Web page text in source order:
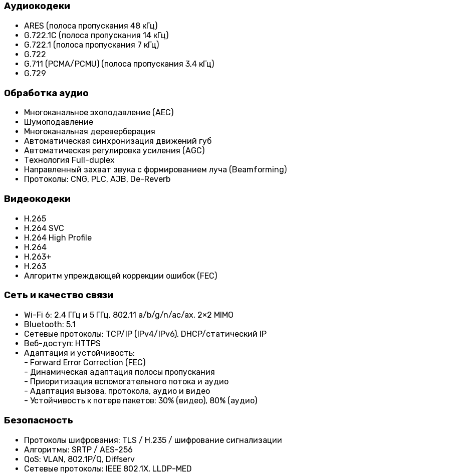
Аудиокодеки
ARES (полоса пропускания 48 кГц)
G.722.1C (полоса пропускания 14 кГц)
G.722.1 (полоса пропускания 7 кГц)
G.722
G.711 (PCMA/PCMU) (полоса пропускания 3,4 кГц)
G.729
Обработка аудио
Многоканальное эхоподавление (AEC)
Шумоподавление
Многоканальная дереверберация
Автоматическая синхронизация движений губ
Автоматическая регулировка усиления (AGC)
Технология Full-duplex
Направленный захват звука с формированием луча (Beamforming)
Протоколы: CNG, PLC, AJB, De-Reverb
Видеокодеки
H.265
H.264 SVC
H.264 High Profile
H.264
H.263+
H.263
Алгоритм упреждающей коррекции ошибок (FEC)
Сеть и качество связи
Wi-Fi 6: 2,4 ГГц и 5 ГГц, 802.11 a/b/g/n/ac/ax, 2×2 MIMO
Bluetooth: 5.1
Сетевые протоколы: TCP/IP (IPv4/IPv6), DHCP/статический IP
Веб-доступ: HTTPS
Адаптация и устойчивость:
- Forward Error Correction (FEC)
- Динамическая адаптация полосы пропускания
- Приоритизация вспомогательного потока и аудио
- Адаптация вызова, протокола, аудио и видео
- Устойчивость к потере пакетов: 30% (видео), 80% (аудио)
Безопасность
Протоколы шифрования: TLS / H.235 / шифрование сигнализации
Алгоритмы: SRTP / AES-256
QoS: VLAN, 802.1P/Q, Diffserv
Сетевые протоколы: IEEE 802.1X, LLDP-MED